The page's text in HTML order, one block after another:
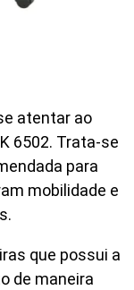
atentar ao
6502. Trata-se
para
mobilidade e
que possui a
de maneira